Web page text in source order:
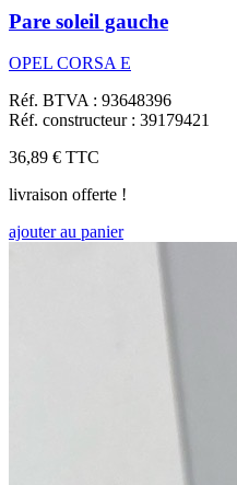
Pare soleil gauche
OPEL CORSA E
Réf. BTVA : 93648396
Réf. constructeur : 39179421
36,89 € TTC
livraison offerte !
ajouter au panier